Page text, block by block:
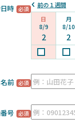
時 前の１週間
日
8/9
2
月
8/10
2
前
号